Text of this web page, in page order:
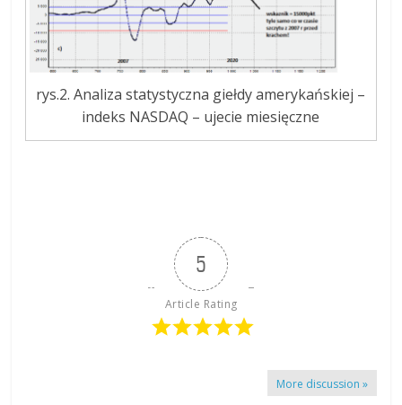
rys.2. Analiza statystyczna giełdy amerykańskiej –
indeks NASDAQ – ujecie miesięczne
5
Article Rating
More discussion »